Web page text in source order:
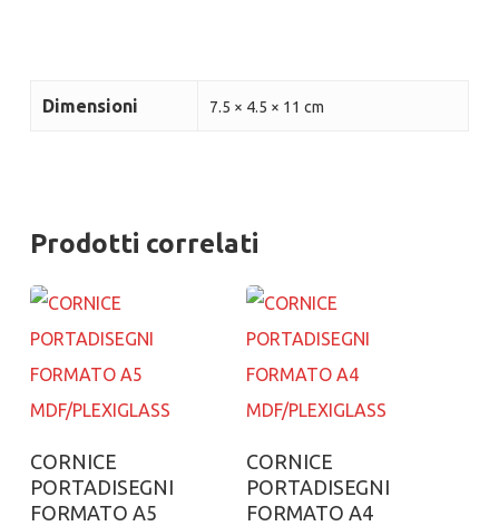
Dimensioni 7.5 × 4.5 × 11 cm
Prodotti correlati
Aggiungi al carrello
CORNICE
PORTADISEGNI
FORMATO A5
Aggiungi al carrello
CORNICE
PORTADISEGNI
FORMATO A4